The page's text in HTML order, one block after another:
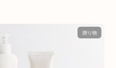
贈り物